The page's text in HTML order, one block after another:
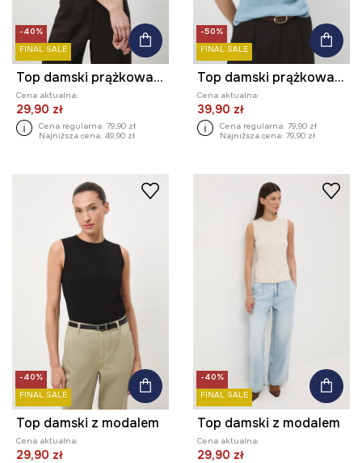
-40%
FINAL SALE
Top damski prążkowany
Cena aktualna:
29,90 zł
Cena regularna: 79,90 zł
Najniższa cena: 49,90 zł
-50%
FINAL SALE
Top damski prążkowany
Cena aktualna:
39,90 zł
Cena regularna: 79,90 zł
Najniższa cena: 79,90 zł
-40%
FINAL SALE
Top damski z modalem
Cena aktualna:
29,90 zł
-40%
FINAL SALE
Top damski z modalem
Cena aktualna:
29,90 zł